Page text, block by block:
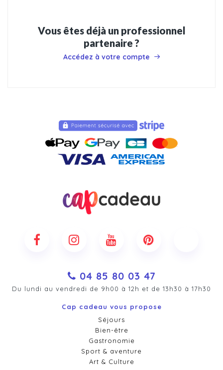
Vous êtes déjà un professionnel
partenaire ?
Accédez à votre compte
04 85 80 03 47
Du lundi au vendredi de 9h00 à 12h et de 13h30 à 17h30
Cap cadeau vous propose
Séjours
Bien-être
Gastronomie
Sport & aventure
Art & Culture